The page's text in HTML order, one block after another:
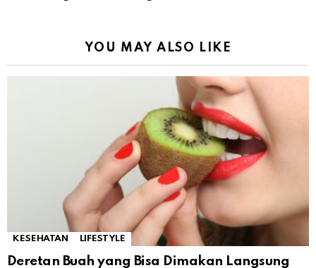
YOU MAY ALSO LIKE
KESEHATAN LIFESTYLE
Deretan Buah yang Bisa Dimakan Langsung